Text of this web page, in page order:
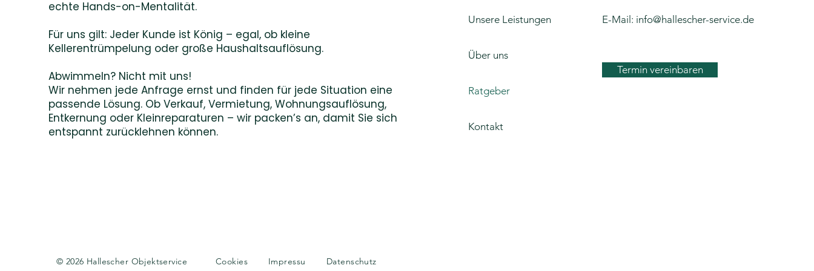
echte Hands-on-Mentalität.
Für uns gilt: Jeder Kunde ist König – egal, ob kleine
Kellerentrümpelung oder große Haushaltsauflösung.
Abwimmeln? Nicht mit uns!
Wir nehmen jede Anfrage ernst und finden für jede Situation eine
passende Lösung. Ob Verkauf, Vermietung, Wohnungsauflösung,
Entkernung oder Kleinreparaturen – wir packen’s an, damit Sie sich
entspannt zurücklehnen können.
Unsere Leistungen
Über uns
Ratgeber
Kontakt
E-Mail: info@hallescher-service.de
Termin vereinbaren
© 2026 Hallescher Objektservice Cookies
Impressu
Datenschutz